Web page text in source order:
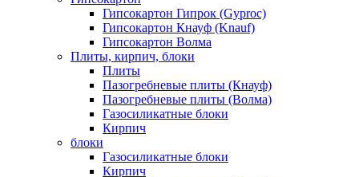
Гипсокартон Гипрок (Gyproc)
Гипсокартон Кнауф (Knauf)
Гипсокартон Волма
Плиты, кирпич, блоки
Плиты
Пазогребневые плиты (Кнауф)
Пазогребневые плиты (Волма)
Газосиликатные блоки
Кирпич
блоки
Газосиликатные блоки
Кирпич